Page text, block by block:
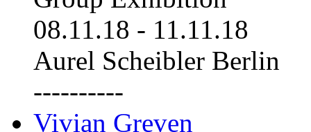
08.11.18 - 11.11.18
Aurel Scheibler Berlin
----------
Vivian Greven